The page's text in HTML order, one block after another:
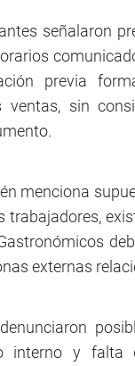
señalaron
previa
ventas, sin
menciona
trabajadores,
externas
interno y falta